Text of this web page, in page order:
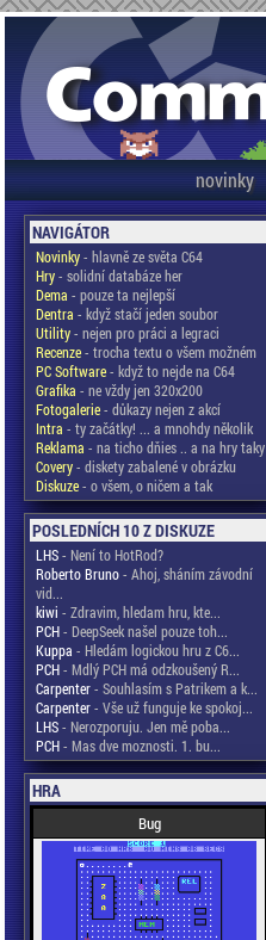
novinky
NAVIGÁTOR
Novinky- hlavně ze světa C64
Hry- solidní databáze her
Dema - pouze ta nejlepší
Dentra - když stačí jeden soubor
Utility- nejen pro práci a legraci
Recenze- trocha textu o všem možném
PC Software- když to nejde na C64
Grafika - ne vždy jen 320x200
Fotogalerie- důkazy nejen z akcí
Intra - ty začátky! ... a mnohdy několik
Reklama - na ticho dňies .. a na hry taky
Covery- diskety zabalené v obrázku
Diskuze- o všem, o ničem a tak
POSLEDNÍCH 10 Z DISKUZE
LHS- Není to HotRod?
Roberto Bruno- Ahoj, sháním závodní
vid...
kiwi - Zdravim, hledam hru, kte...
PCH- DeepSeek našel pouze toh...
Kuppa - Hledám logickou hru z C6...
PCH- Mdlý PCH má odzkoušený R...
Carpenter- Souhlasím s Patrikem a k...
Carpenter- Vše už funguje ke spokoj...
LHS- Nerozporuju. Jen mě poba...
PCH- Mas dve moznosti. 1. bu...
HRA
Bug